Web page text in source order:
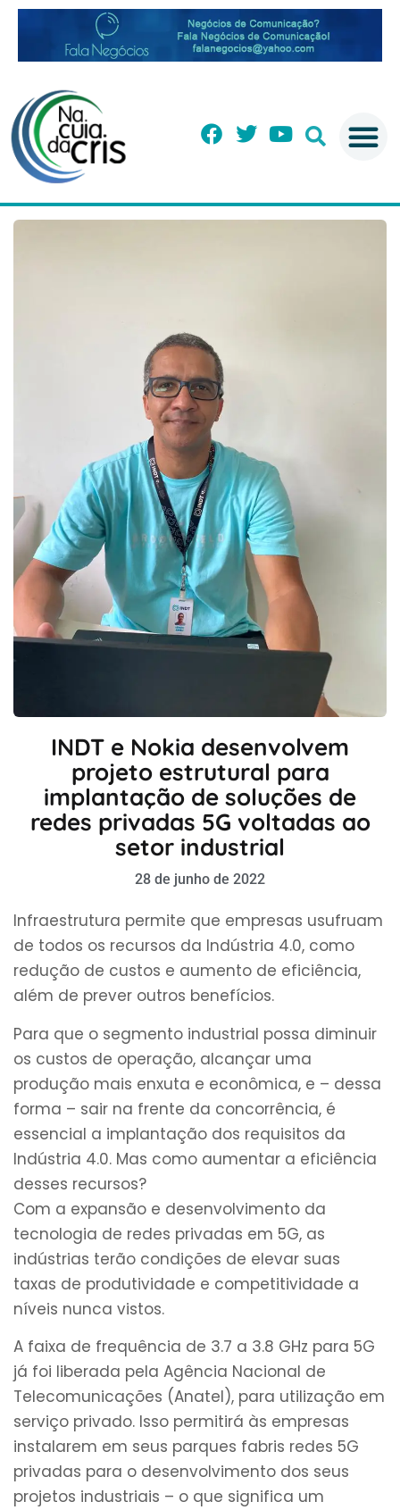
INDT e Nokia desenvolvem
projeto estrutural para
implantação de soluções de
redes privadas 5G voltadas ao
setor industrial
28 de junho de 2022
Infraestrutura permite que empresas usufruam
de todos os recursos da Indústria 4.0, como
redução de custos e aumento de eficiência,
além de prever outros benefícios.
Para que o segmento industrial possa diminuir
os custos de operação, alcançar uma
produção mais enxuta e econômica, e – dessa
forma – sair na frente da concorrência, é
essencial a implantação dos requisitos da
Indústria 4.0. Mas como aumentar a eficiência
desses recursos?
Com a expansão e desenvolvimento da
tecnologia de redes privadas em 5G, as
indústrias terão condições de elevar suas
taxas de produtividade e competitividade a
níveis nunca vistos.
A faixa de frequência de 3.7 a 3.8 GHz para 5G
já foi liberada pela Agência Nacional de
Telecomunicações (Anatel), para utilização em
serviço privado. Isso permitirá às empresas
instalarem em seus parques fabris redes 5G
privadas para o desenvolvimento dos seus
projetos industriais – o que significa um